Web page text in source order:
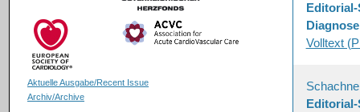
Aktuelle Ausgabe/Recent Issue
Archiv/Archive
Editorial-
Volltext